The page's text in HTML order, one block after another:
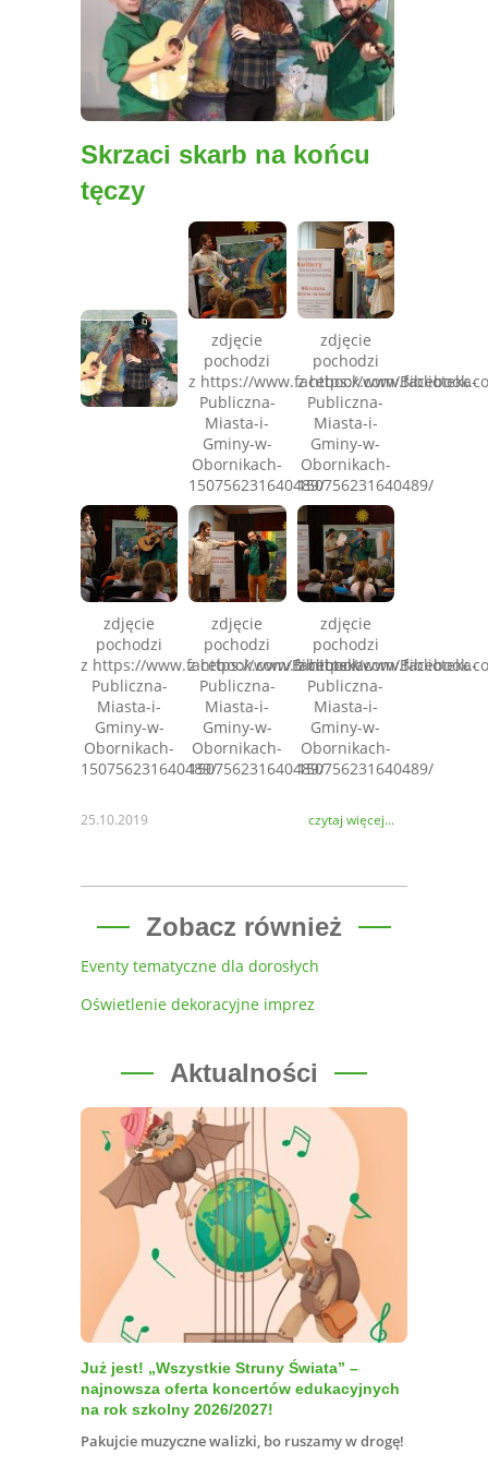
Skrzaci skarb na końcu
tęczy
zdjęcie
pochodzi
z https://www.facebook.com/Biblioteka-
Publiczna-
Miasta-i-
Gminy-w-
Obornikach-
150756231640489/
zdjęcie
pochodzi
z https://
Publiczna-
Miasta-i-
Gminy-w-
Obornikach-
150756231640489/
zdjęcie
pochodzi
z https://www.facebook.com/Biblioteka-
Publiczna-
Miasta-i-
Gminy-w-
Obornikach-
150756231640489/
zdjęcie
pochodzi
z https://www.facebook.com/Biblioteka-
Publiczna-
Miasta-i-
Gminy-w-
Obornikach-
150756231640489/
zdjęcie
pochodzi
z https://
Publiczna-
Miasta-i-
Gminy-w-
Obornikach-
150756231640489/
czytaj więcej...
25.10.2019
Zobacz również
Eventy tematyczne dla dorosłych
Oświetlenie dekoracyjne imprez
Aktualności
Już jest! „Wszystkie Struny Świata” –
najnowsza oferta koncertów edukacyjnych
na rok szkolny 2026/2027!
Pakujcie muzyczne walizki, bo ruszamy w drogę!